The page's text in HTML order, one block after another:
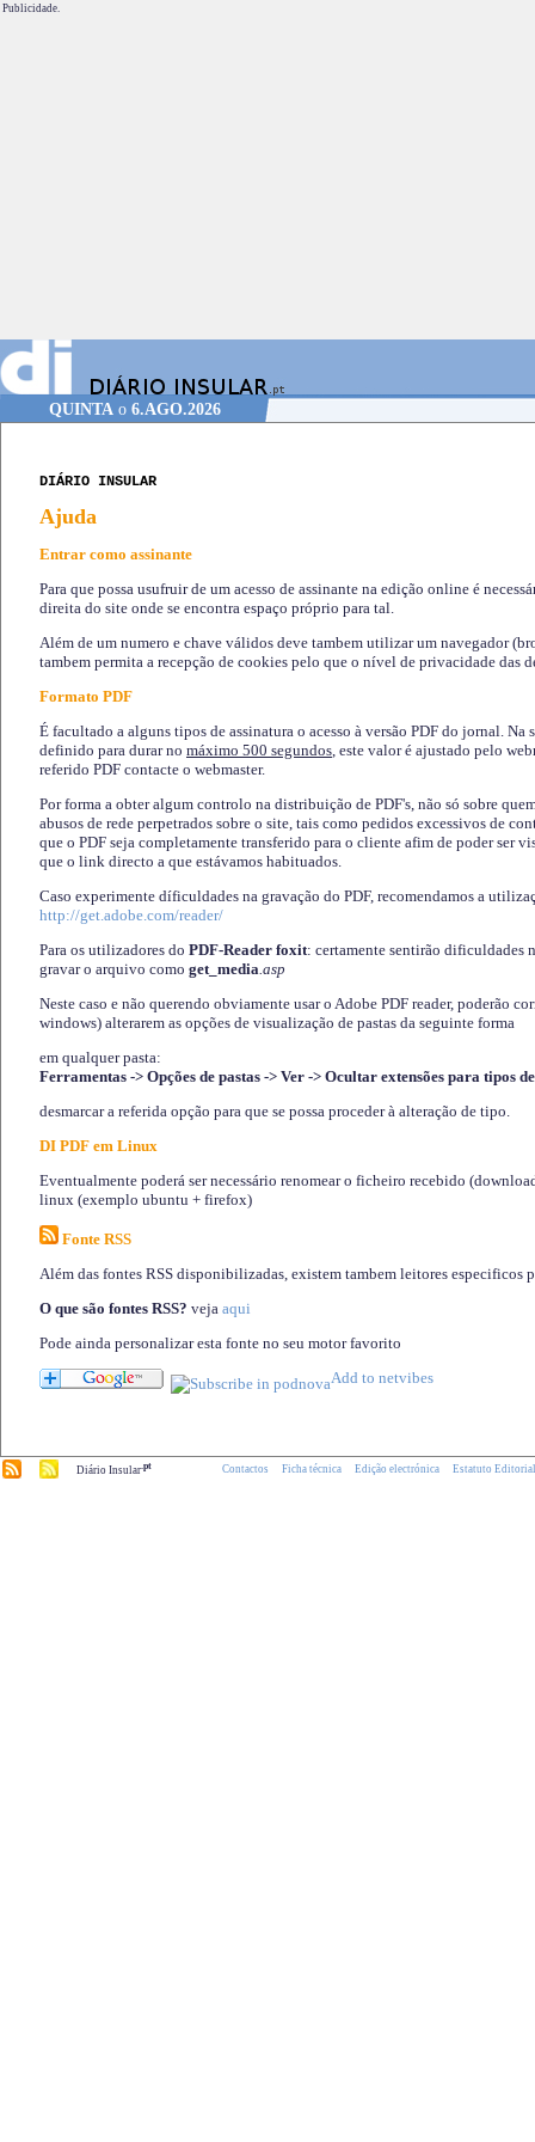
Publicidade.
QUINTAo 6.AGO.2026
DIÁRIO INSULAR
Ajuda
Entrar como assinante
Para que possa usufruir de um acesso de assinante na edição online é
direita do site onde se encontra espaço próprio para tal.
Além de um numero e chave válidos deve tambem utilizar um navegador
tambem permita a recepção de cookies pelo que o nível de privacidade das
Formato PDF
É facultado a alguns tipos de assinatura o acesso à versão PDF do jornal. Na
definido para durar no máximo 500 segundos, este valor é ajustado pelo
referido PDF contacte o webmaster.
Por forma a obter algum controlo na distribuição de PDF's, não só sobre
abusos de rede perpetrados sobre o site, tais como pedidos excessivos de
que o PDF seja completamente transferido para o cliente afim de poder ser
que o link directo a que estávamos habituados.
Caso experimente díficuldades na gravação do PDF, recomendamos a
http://get.adobe.com/reader/
Para os utilizadores do PDF-Reader foxit: certamente sentirão dificuldades
gravar o arquivo como get_media.asp
Neste caso e não querendo obviamente usar o Adobe PDF reader, poderão
windows) alterarem as opções de visualização de pastas da seguinte forma
em qualquer pasta:
Ferramentas -> Opções de pastas -> Ver -> Ocultar extensões para tipos
desmarcar a referida opção para que se possa proceder à alteração de tipo.
DI PDF em Linux
Eventualmente poderá ser necessário renomear o ficheiro recebido
linux (exemplo ubuntu + firefox)
Fonte RSS
Além das fontes RSS disponibilizadas, existem tambem leitores especificos
O que são fontes RSS? veja aqui
Pode ainda personalizar esta fonte no seu motor favorito
Diário Insular.pt Contactos Ficha técnica Edição electrónica Estatuto Editorial